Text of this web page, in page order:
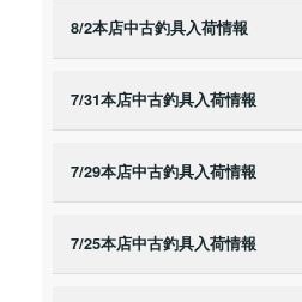
8/2本店中古釣具入荷情報
7/31本店中古釣具入荷情報
7/29本店中古釣具入荷情報
7/25本店中古釣具入荷情報